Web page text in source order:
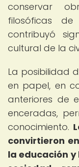
conservar
filosóficas
contribuyó
cultural de la
La posibilidad
en papel, en
anteriores de
enceradas,
conocimiento.
convirtieron
la educación